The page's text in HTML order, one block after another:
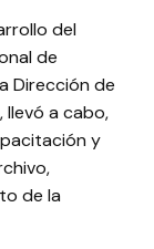
del
de
Dirección de
llevó a cabo,
y
de la